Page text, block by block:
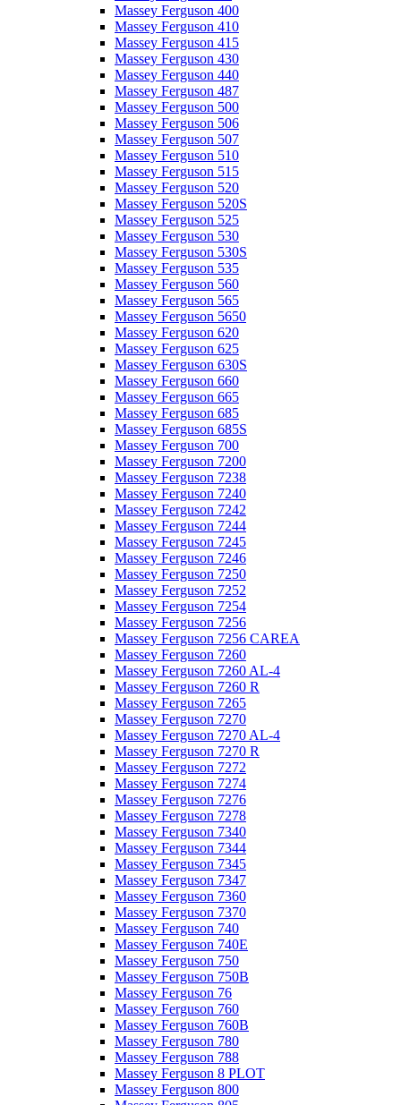
Massey Ferguson 400
Massey Ferguson 410
Massey Ferguson 415
Massey Ferguson 430
Massey Ferguson 440
Massey Ferguson 487
Massey Ferguson 500
Massey Ferguson 506
Massey Ferguson 507
Massey Ferguson 510
Massey Ferguson 515
Massey Ferguson 520
Massey Ferguson 520S
Massey Ferguson 525
Massey Ferguson 530
Massey Ferguson 530S
Massey Ferguson 535
Massey Ferguson 560
Massey Ferguson 565
Massey Ferguson 5650
Massey Ferguson 620
Massey Ferguson 625
Massey Ferguson 630S
Massey Ferguson 660
Massey Ferguson 665
Massey Ferguson 685
Massey Ferguson 685S
Massey Ferguson 700
Massey Ferguson 7200
Massey Ferguson 7238
Massey Ferguson 7240
Massey Ferguson 7242
Massey Ferguson 7244
Massey Ferguson 7245
Massey Ferguson 7246
Massey Ferguson 7250
Massey Ferguson 7252
Massey Ferguson 7254
Massey Ferguson 7256
Massey Ferguson 7256 CAREA
Massey Ferguson 7260
Massey Ferguson 7260 AL-4
Massey Ferguson 7260 R
Massey Ferguson 7265
Massey Ferguson 7270
Massey Ferguson 7270 AL-4
Massey Ferguson 7270 R
Massey Ferguson 7272
Massey Ferguson 7274
Massey Ferguson 7276
Massey Ferguson 7278
Massey Ferguson 7340
Massey Ferguson 7344
Massey Ferguson 7345
Massey Ferguson 7347
Massey Ferguson 7360
Massey Ferguson 7370
Massey Ferguson 740
Massey Ferguson 740E
Massey Ferguson 750
Massey Ferguson 750B
Massey Ferguson 76
Massey Ferguson 760
Massey Ferguson 760B
Massey Ferguson 780
Massey Ferguson 788
Massey Ferguson 8 PLOT
Massey Ferguson 800